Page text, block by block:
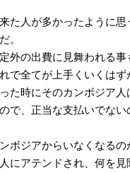
た人が多かったように
。
の出費に見舞われる
で全てが上手くいくは
た時にそのカンボジア
で、正当な支払いでな
ジアからいなくなるの
にアテンドされ、何を